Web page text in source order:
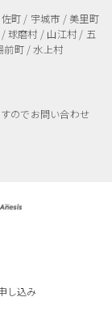
町 / 宇城市 / 美里町
球磨村 / 山江村 / 五
前町 / 水上村
のでお問い合わせ
し込み